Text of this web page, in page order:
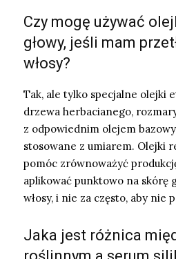
Czy mogę używać
głowy, jeśli mam
włosy?
Tak, ale tylko specjalne olejki
drzewa herbacianego,
z odpowiednim olejem
stosowane z umiarem. Olejki
pomóc zrównoważyć
aplikować punktowo na skórę
włosy, i nie za często, aby nie
Jaka jest różnica